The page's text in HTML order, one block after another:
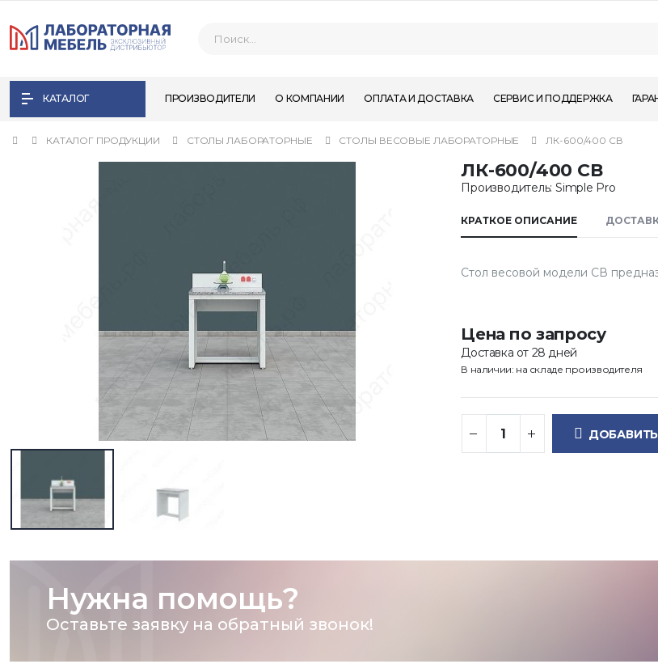
КАТАЛОГ ПРОИЗВОДИТЕЛИ О КОМПАНИИ ОПЛАТА И ДОСТАВКА СЕРВИС И ПОДДЕРЖКА
КАТАЛОГ ПРОДУКЦИИ СТОЛЫ ЛАБОРАТОРНЫЕ СТОЛЫ ВЕСОВЫЕ ЛАБОРАТОРНЫЕ ЛК-600/400 СВ
ЛК-600/400 СВ
Производитель: Simple Pro
КРАТКОЕ ОПИСАНИЕ
Стол весовой модели СВ
Цена по запросу
Доставка от 28 дней
В наличии: на складе производителя
Нужна помощь?
Оставьте заявку на обратный звонок!